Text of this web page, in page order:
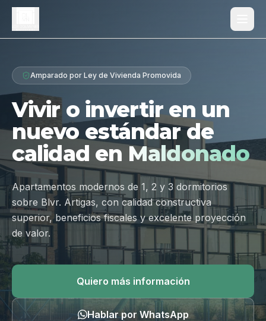
Proyecto
Diferenciales
Tipologías
Galería
Ubicación
Contacto
Hablar por WhatsApp
Amparado por Ley de Vivienda Promovida
Vivir o invertir en un
nuevo estándar de
calidad en Maldonado
Apartamentos modernos de 1, 2 y 3 dormitorios
sobre Blvr. Artigas, con calidad constructiva
superior, beneficios fiscales y excelente proyección
de valor.
Quiero más información
Hablar por WhatsApp